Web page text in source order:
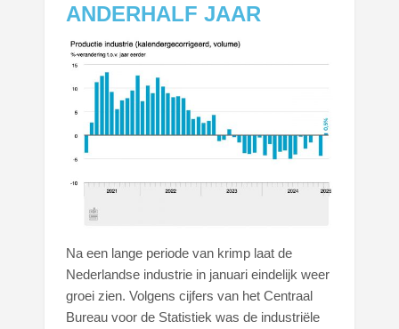
ANDERHALF JAAR
Na een lange periode van krimp laat de
Nederlandse industrie in januari eindelijk weer
groei zien. Volgens cijfers van het Centraal
Bureau voor de Statistiek was de industriële